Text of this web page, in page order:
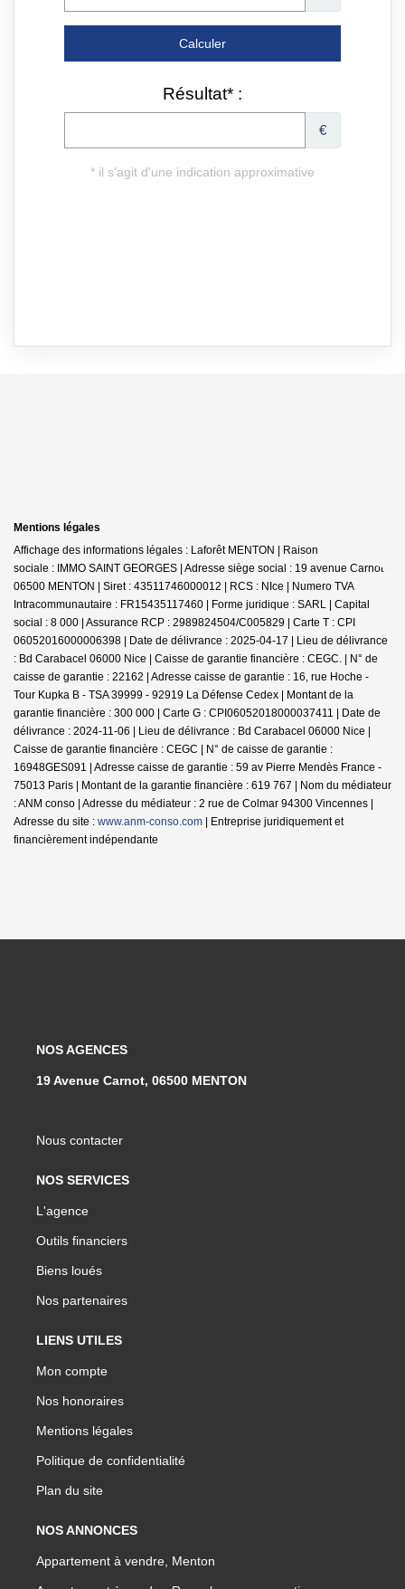
Mentions légales
Affichage des informations légales : Laforêt MENTON | Raison
sociale : IMMO SAINT GEORGES | Adresse siège social : 19 avenue Carnot -
06500 MENTON | Siret : 43511746000012 | RCS : NIce | Numero TVA
Intracommunautaire : FR15435117460 | Forme juridique : SARL | Capital
social : 8 000 | Assurance RCP : 2989824504/C005829 | Carte T : CPI
06052016000006398 | Date de délivrance : 2025-04-17 | Lieu de délivrance
: Bd Carabacel 06000 Nice | Caisse de garantie financière : CEGC. | N° de
caisse de garantie : 22162 | Adresse caisse de garantie : 16, rue Hoche -
Tour Kupka B - TSA 39999 - 92919 La Défense Cedex | Montant de la
garantie financière : 300 000 | Carte G : CPI06052018000037411 | Date de
délivrance : 2024-11-06 | Lieu de délivrance : Bd Carabacel 06000 Nice |
Caisse de garantie financière : CEGC | N° de caisse de garantie :
16948GES091 | Adresse caisse de garantie : 59 av Pierre Mendès France -
75013 Paris | Montant de la garantie financière : 619 767 | Nom du médiateur
: ANM conso | Adresse du médiateur : 2 rue de Colmar 94300 Vincennes |
Adresse du site : www.anm-conso.com | Entreprise juridiquement et
financièrement indépendante
NOS AGENCES
19 Avenue Carnot, 06500 MENTON
Nous contacter
NOS SERVICES
L'agence
Outils financiers
Biens loués
Nos partenaires
LIENS UTILES
Mon compte
Nos honoraires
Mentions légales
Politique de confidentialité
Plan du site
NOS ANNONCES
Appartement à vendre, Menton